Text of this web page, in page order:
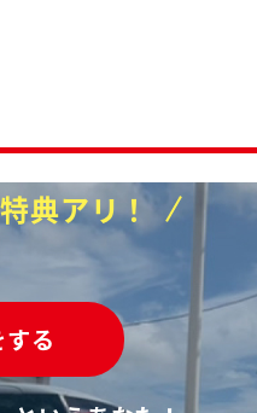
典アリ！
る